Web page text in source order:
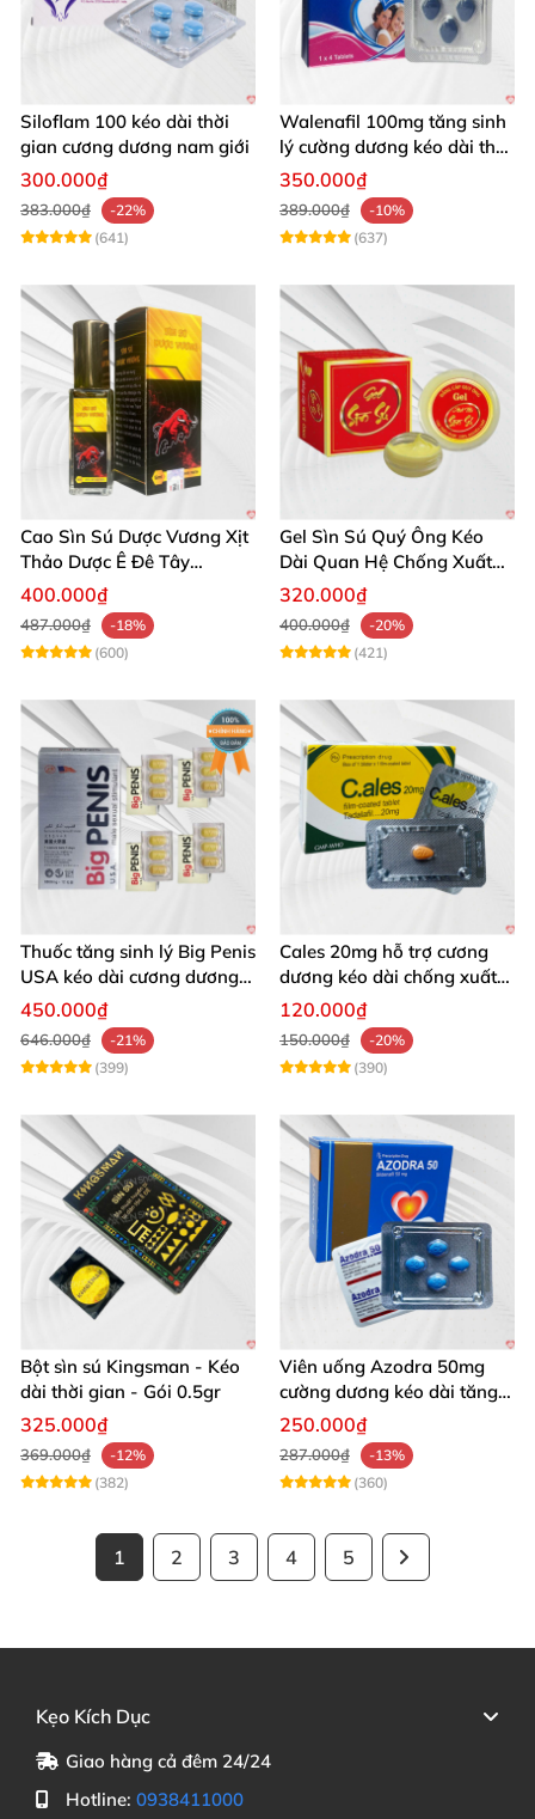
Siloflam 100 kéo dài thời
gian cương dương nam giới
300.000₫
383.000₫
-22%
(641)
Walenafil 100mg tăng sinh
lý cường dương kéo dài thời
gian
350.000₫
389.000₫
-10%
(637)
Cao Sìn Sú Dược Vương Xịt
Thảo Dược Ê Đê Tây
Nguyên Hỗ Trợ Xuất Tinh
400.000₫
487.000₫
-18%
(600)
Gel Sìn Sú Quý Ông Kéo
Dài Quan Hệ Chống Xuất
Tinh Sớm
320.000₫
400.000₫
-20%
(421)
Thuốc tăng sinh lý Big Penis
USA kéo dài cương dương
chống xuất tinh sớm
450.000₫
646.000₫
-21%
(399)
Cales 20mg hỗ trợ cương
dương kéo dài chống xuất
tinh sớm thành phần
120.000₫
150.000₫
-20%
(390)
Bột sìn sú Kingsman - Kéo
dài thời gian - Gói 0.5gr
325.000₫
369.000₫
-12%
(382)
Viên uống Azodra 50mg
cường dương kéo dài tăng
sinh lý nam
250.000₫
287.000₫
-13%
(360)
1 2 3 4 5
Kẹo Kích Dục
Giao hàng cả đêm 24/24
Hotline: 0938411000